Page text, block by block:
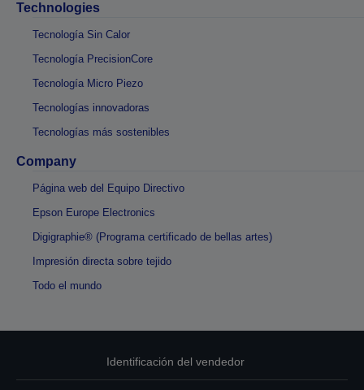
Technologies
Tecnología Sin Calor
Tecnología PrecisionCore
Tecnología Micro Piezo
Tecnologías innovadoras
Tecnologías más sostenibles
Company
Página web del Equipo Directivo
Epson Europe Electronics
Digigraphie® (Programa certificado de bellas artes)
Impresión directa sobre tejido
Todo el mundo
Identificación del vendedor